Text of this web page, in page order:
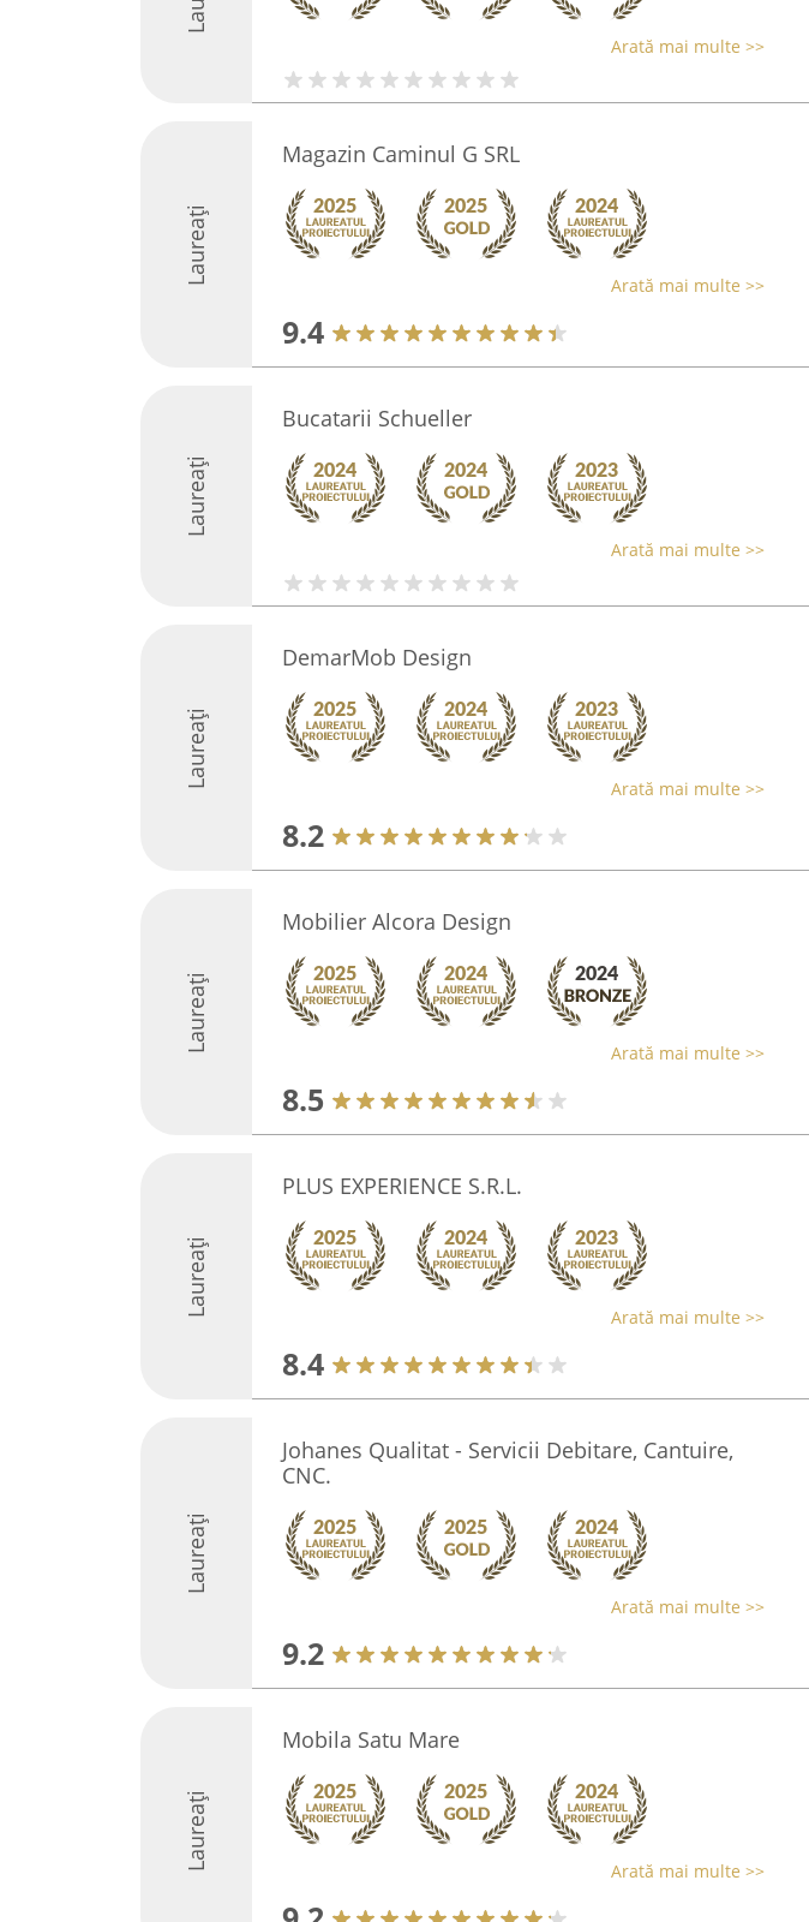
Arată mai multe >>
Laureați
Magazin Caminul G SRL
Arată mai multe >>
9.4
Laureați
Bucatarii Schueller
Arată mai multe >>
Laureați
DemarMob Design
Arată mai multe >>
8.2
Laureați
Mobilier Alcora Design
Arată mai multe >>
8.5
Laureați
PLUS EXPERIENCE S.R.L.
Arată mai multe >>
8.4
Laureați
Johanes Qualitat - Servicii Debitare, Cantuire,
CNC.
Arată mai multe >>
9.2
Laureați
Mobila Satu Mare
Arată mai multe >>